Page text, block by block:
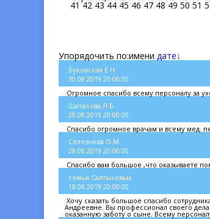
41 42 43 44 45 46 47 48 49 50 51
Упорядочить по:имени дате↓
Буковская Е.Н.
30.08.2019 20:00:00
Огромное спасибо всему персоналу за
Шаталова.Л.Б.
28.08.2019 20:00:00
Спасибо огромное врачам и всему мед.
Селезнева О.М.
28.08.2019 20:00:00
Спасибо вам большое ,что оказываете
семья Салтыковых
18.08.2019 20:00:00
Хочу сказать большое спасибо
Андреевне. Вы профессионал своего
оказанную заботу о сыне. Всему